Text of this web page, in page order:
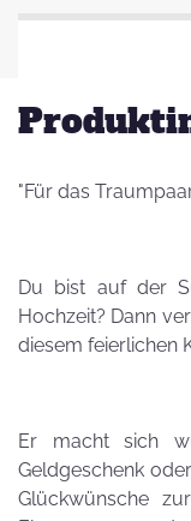
"Für das
Du bist auf der
Hochzeit? Dann
diesem feierlichen
Er macht sich
Geldgeschenk
Glückwünsche